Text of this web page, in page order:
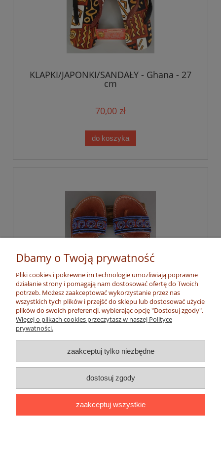
KLAPKI/JAPONKI/SANDAŁY - Ghana - 27
cm
70,00 zł
do koszyka
KLAPKI/JAPONKI/SANDAŁY -
Tanzania/Kenia nr 38
95,00 zł
Dbamy o Twoją prywatność
Pliki cookies i pokrewne im technologie umożliwiają poprawne
działanie strony i pomagają nam dostosować ofertę do Twoich
potrzeb. Możesz zaakceptować wykorzystanie przez nas
wszystkich tych plików i przejść do sklepu lub dostosować użycie
plików do swoich preferencji, wybierając opcję "Dostosuj zgody".
Więcej o plikach cookies przeczytasz w naszej Polityce
prywatności.
zaakceptuj tylko niezbędne
dostosuj zgody
zaakceptuj wszystkie